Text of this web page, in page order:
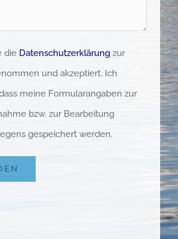
die Datenschutzerklärung zur
und akzeptiert. Ich
meine Formularangaben zur
bzw. zur Bearbeitung
gespeichert werden.